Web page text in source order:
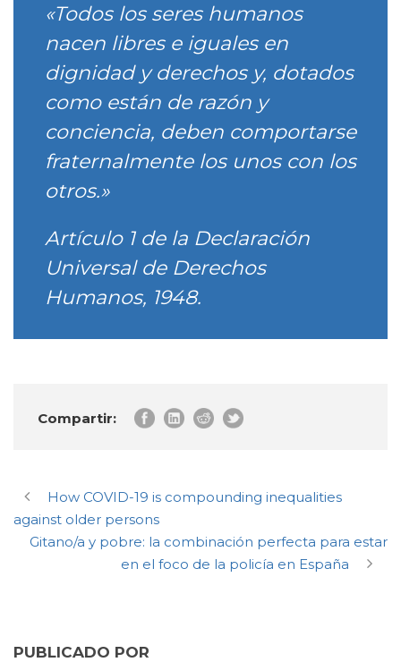
«Todos los seres humanos
nacen libres e iguales en
dignidad y derechos y, dotados
como están de razón y
conciencia, deben comportarse
fraternalmente los unos con los
otros.»
Artículo 1 de la Declaración
Universal de Derechos
Humanos, 1948.
Compartir:
How COVID-19 is compounding inequalities
against older persons
Gitano/a y pobre: la combinación perfecta para estar
en el foco de la policía en España
PUBLICADO POR